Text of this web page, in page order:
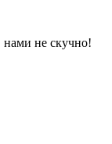
нами не скучно!